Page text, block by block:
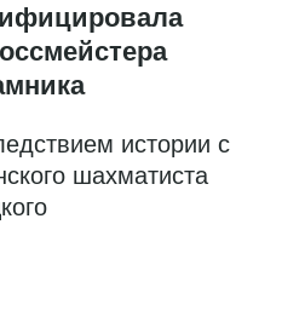
истории с
шахматиста